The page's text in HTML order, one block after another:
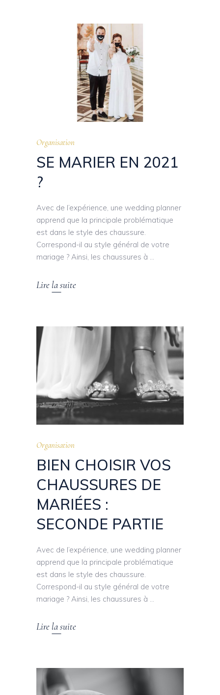
Organisation
SE MARIER EN 2021
?
Avec de l’expérience, une wedding planner
apprend que la principale problématique
est dans le style des chaussure.
Correspond-il au style général de votre
mariage ? Ainsi, les chaussures à
Lire la suite
Organisation
BIEN CHOISIR VOS
CHAUSSURES DE
MARIÉES :
SECONDE PARTIE
Avec de l’expérience, une wedding planner
apprend que la principale problématique
est dans le style des chaussure.
Correspond-il au style général de votre
mariage ? Ainsi, les chaussures à
Lire la suite